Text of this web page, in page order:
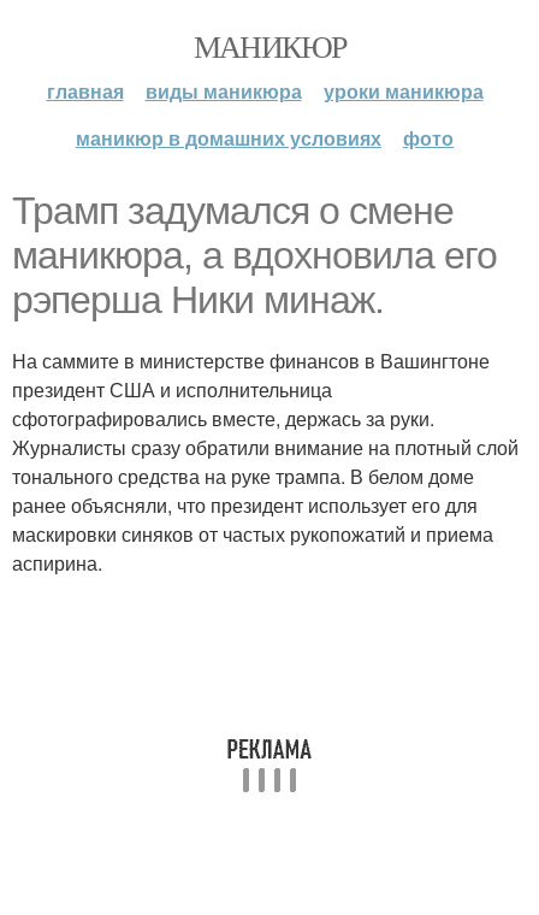
МАНИКЮР
главная виды маникюра
уроки маникюра
маникюр в домашних условиях
фото
Трамп задумался о смене
маникюра, а вдохновила его
рэперша Ники минаж.
На саммите в министерстве финансов в Вашингтоне
президент США и исполнительница
сфотографировались вместе, держась за руки.
Журналисты сразу обратили внимание на плотный слой
тонального средства на руке трампа. В белом доме
ранее объясняли, что президент использует его для
маскировки синяков от частых рукопожатий и приема
аспирина.